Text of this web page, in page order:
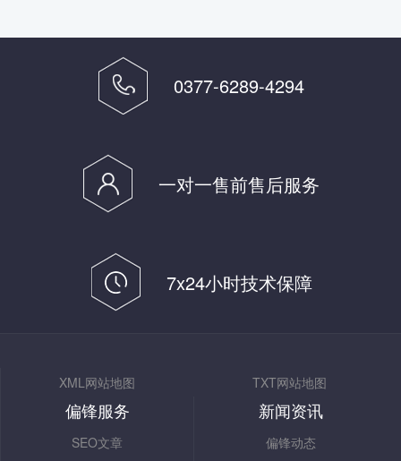
0377-6289-4294
一对一售前售后服务
7x24小时技术保障
XML网站地图 TXT网站地图
偏锋服务
SEO文章
新闻资讯
偏锋动态